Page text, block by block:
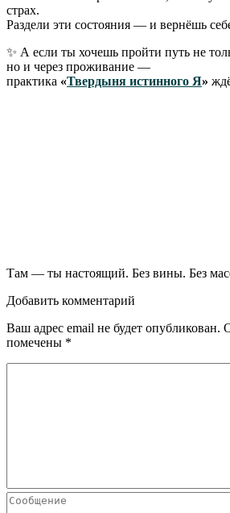
страх.
Раздели эти состояния — и вернёшь
✨ А если ты хочешь пройти путь не
но и через проживание —
практика «Твердыня истинного Я»
Там — ты настоящий. Без вины. Без
Добавить комментарий
Ваш адрес email не будет опубликован.
помечены *